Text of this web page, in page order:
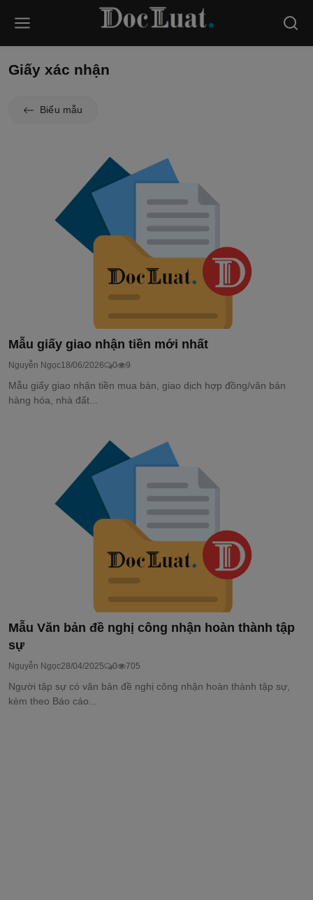
Giấy xác nhận
Biểu mẫu
Mẫu giấy giao nhận tiền mới nhất
Nguyễn Ngọc18/06/2026 0 9
Mẫu giấy giao nhận tiền mua bán, giao dịch hợp đồng/văn bản
hàng hóa, nhà đất...
Mẫu Văn bản đề nghị công nhận hoàn thành tập
sự
Nguyễn Ngọc28/04/2025 0 705
Người tập sự có văn bản đề nghị công nhận hoàn thành tập sự,
kèm theo Báo cáo...